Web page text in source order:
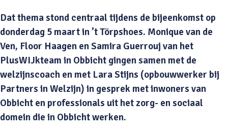
Dat thema stond centraal tijdens de bijeenkomst op
donderdag 5 maart in ’t Törpshoes. Monique van de
Ven, Floor Haagen en Samira Guerrouj van het
PlusWIJkteam in Obbicht gingen samen met de
welzijnscoach en met Lara Stijns (opbouwwerker bij
Partners in Welzijn) in gesprek met inwoners van
Obbicht en professionals uit het zorg- en sociaal
domein die in Obbicht werken.